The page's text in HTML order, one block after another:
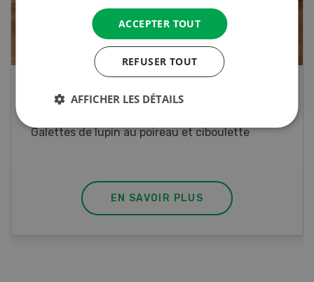
Rouleaux de printemps
Rouleaux de printemps aux poulet
EN SAVOIR PLUS
ACCEPTER TOUT
REFUSER TOUT
AFFICHER LES DÉTAILS